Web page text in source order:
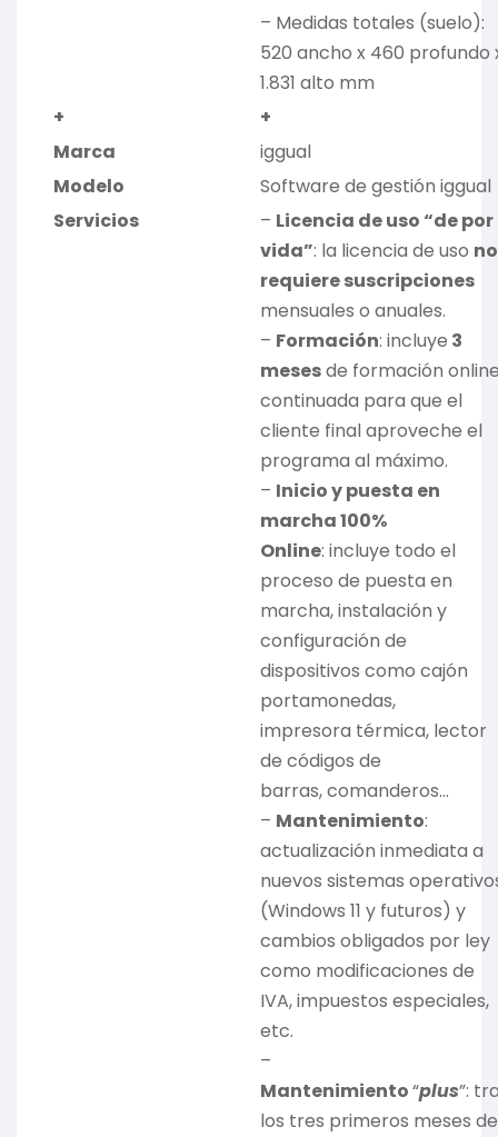
– Medidas totales (suelo):
520 ancho x 460 profundo
1.831 alto mm
+
+
Marca
iggual
Modelo
Software de gestión iggual
Servicios
– Licencia de uso “de por
vida”: la licencia de uso no
requiere suscripciones
mensuales o anuales.
– Formación: incluye 3
mesesde formación
continuada para que el
cliente final aproveche el
programa al máximo.
– Inicio y puesta en
marcha 100%
Online: incluye todo el
proceso de puesta en
marcha, instalación y
configuración de
dispositivos como cajón
portamonedas,
impresora térmica, lector
de códigos de
barras, comanderos…
– Mantenimiento:
actualización inmediata a
nuevos sistemas
(Windows 11 y futuros) y
cambios obligados por ley
como modificaciones de
IVA, impuestos especiales,
etc.
–
Mantenimiento“plus”:
los tres primeros meses de